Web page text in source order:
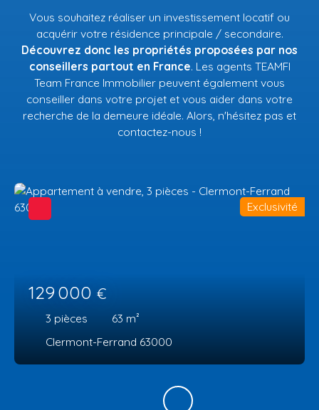
Vous souhaitez réaliser un investissement locatif ou
acquérir votre résidence principale / secondaire.
Découvrez donc les propriétés proposées par nos
conseillers partout en France. Les agents TEAMFI
Team France Immobilier peuvent également vous
conseiller dans votre projet et vous aider dans votre
recherche de la demeure idéale. Alors, n'hésitez pas et
contactez-nous !
129 000 €
3 pièces 63 m²
Clermont-Ferrand 63000
Exclusivité